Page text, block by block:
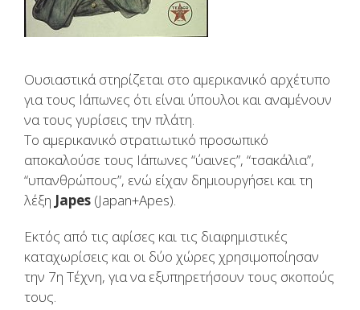
Ουσιαστικά στηρίζεται στο αμερικανικό αρχέτυπο
για τους Ιάπωνες ότι είναι ύπουλοι και αναμένουν
να τους γυρίσεις την πλάτη.
Το αμερικανικό στρατιωτικό προσωπικό
αποκαλούσε τους Ιάπωνες “ύαινες”, “τσακάλια”,
“υπανθρώπους”, ενώ είχαν δημιουργήσει και τη
λέξη Japes (Japan+Apes).
Eκτός από τις αφίσες και τις διαφημιστικές
καταχωρίσεις και οι δύο χώρες χρησιμοποίησαν
την 7η Τέχνη, για να εξυπηρετήσουν τους σκοπούς
τους.